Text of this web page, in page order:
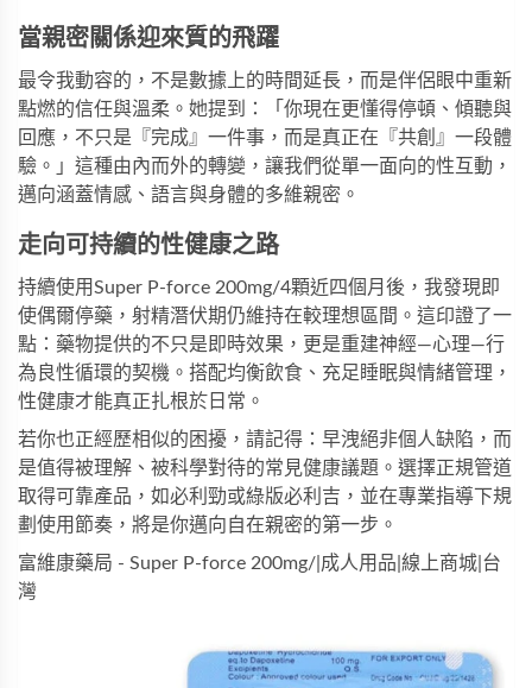
當親密關係迎來質的飛躍
最令我動容的，不是數據上的時間延長，而是伴侶眼中重新
點燃的信任與溫柔。她提到：「你現在更懂得停頓、傾聽與
回應，不只是『完成』一件事，而是真正在『共創』一段體
驗。」這種由內而外的轉變，讓我們從單一面向的性互動，
邁向涵蓋情感、語言與身體的多維親密。
走向可持續的性健康之路
持續使用Super P-force 200mg/4顆近四個月後，我發現即
使偶爾停藥，射精潛伏期仍維持在較理想區間。這印證了一
點：藥物提供的不只是即時效果，更是重建神經—心理—行
為良性循環的契機。搭配均衡飲食、充足睡眠與情緒管理，
性健康才能真正扎根於日常。
若你也正經歷相似的困擾，請記得：早洩絕非個人缺陷，而
是值得被理解、被科學對待的常見健康議題。選擇正規管道
取得可靠產品，如必利勁或綠版必利吉 ，並在專業指導下規
劃使用節奏，將是你邁向自在親密的第一步。
富維康藥局 - Super P-force 200mg/|成人用品|線上商城|台
灣